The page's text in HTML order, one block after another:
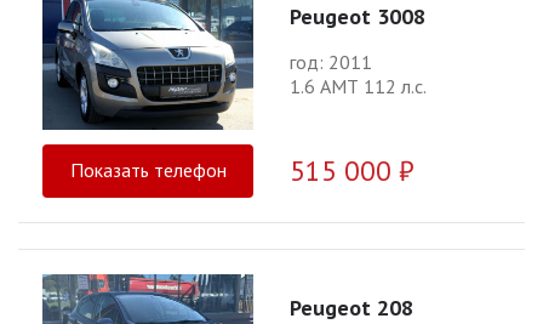
Peugeot 3008
год: 2011
1.6 АМТ 112 л.с.
Показать телефон 515 000 ₽
Peugeot 208